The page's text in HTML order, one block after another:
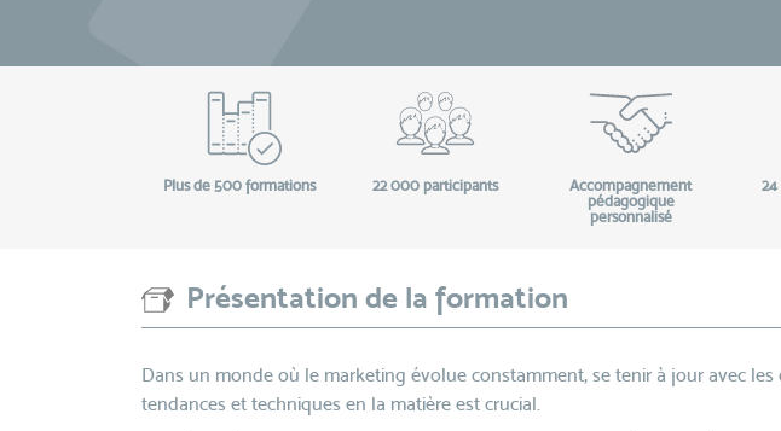
Plus de 500 formations 22 000 participants
Accompagnement
pédagogique
personnalisé
24
Présentation de la formation
Dans un monde où le marketing évolue constamment, se tenir à jour avec les
tendances et techniques en la matière est crucial.